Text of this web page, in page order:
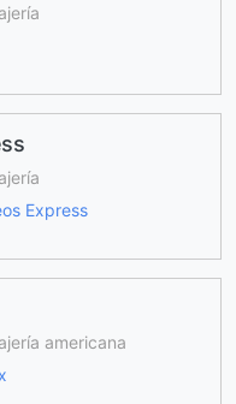
Express
americana